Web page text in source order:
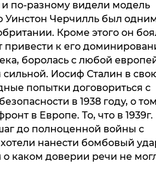
по-разному видели модель
Уинстон Черчилль был
Кроме этого он
привести к его
боролась с любой
сильной. Иосиф Сталин в
попытки договориться с
в 1938 году, о
в Европе. То, что в 1939г.
до полноценной войны с
нанести бомбовый
каком доверии речи не